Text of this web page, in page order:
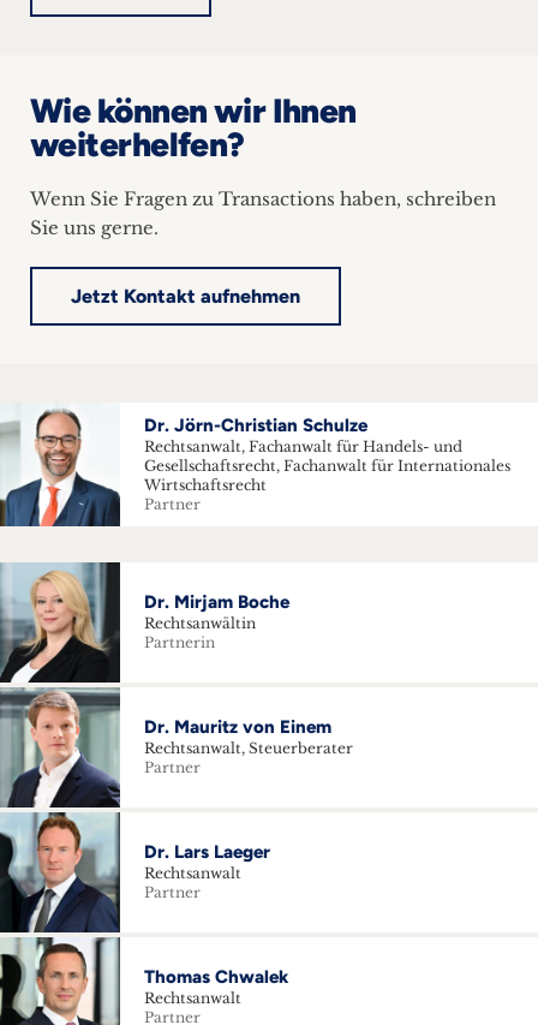
Wie können wir Ihnen
weiterhelfen?
Wenn Sie Fragen zu Transactions haben, schreiben
Sie uns gerne.
Jetzt Kontakt aufnehmen
Dr. Jörn-Christian Schulze
Rechtsanwalt, Fachanwalt für Handels- und
Gesellschaftsrecht, Fachanwalt für Internationales
Wirtschaftsrecht
Partner
Dr. Mirjam Boche
Rechtsanwältin
Partnerin
Dr. Mauritz von Einem
Rechtsanwalt, Steuerberater
Partner
Dr. Lars Laeger
Rechtsanwalt
Partner
Thomas Chwalek
Rechtsanwalt
Partner